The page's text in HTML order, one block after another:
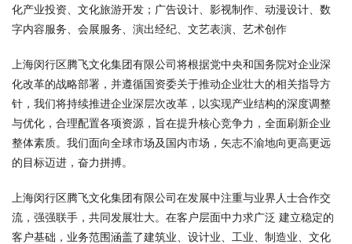
化产业投资、文化旅游开发；广告设计、影视制作、动漫设计、数
字内容服务、会展服务、演出经纪、文艺表演、艺术创作
上海闵行区腾飞文化集团有限公司将根据党中央和国务院对企业深
化改革的战略部署，并遵循国资委关于推动企业壮大的相关指导方
针，我们将持续推进企业深层次改革，以实现产业结构的深度调整
与优化，合理配置各项资源，旨在提升核心竞争力，全面刷新企业
整体素质。我们面向全球市场及国内市场，矢志不渝地向更高更远
的目标迈进，奋力拼搏。
上海闵行区腾飞文化集团有限公司在发展中注重与业界人士合作交
流，强强联手，共同发展壮大。在客户层面中力求广泛 建立稳定的
客户基础，业务范围涵盖了建筑业、设计业、工业、制造业、文化